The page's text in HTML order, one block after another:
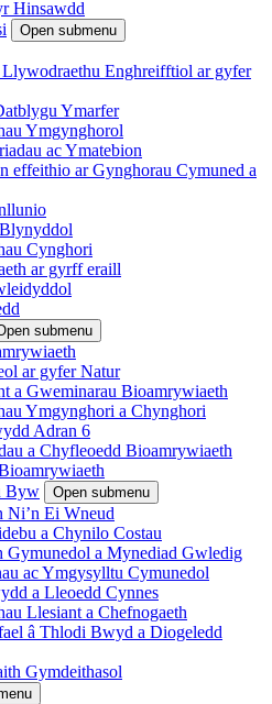
Hinsawdd
Open submenu
Enghreifftiol ar gyfer
Ymarfer
Ymgynghorol
ac Ymatebion
effeithio ar Gynghorau Cymuned a
Cynghori
ar gyrff eraill
submenu
ar gyfer Natur
a Gweminarau Bioamrywiaeth
Ymgynghori a Chynghori
Adran 6
a Chyfleoedd Bioamrywiaeth
Byw
Open submenu
Ni’n Ei Wneud
a Chynilo Costau
Gymunedol a Mynediad Gwledig
ac Ymgysylltu Cymunedol
a Lleoedd Cynnes
Llesiant a Chefnogaeth
â Thlodi Bwyd a Diogeledd
Gymdeithasol